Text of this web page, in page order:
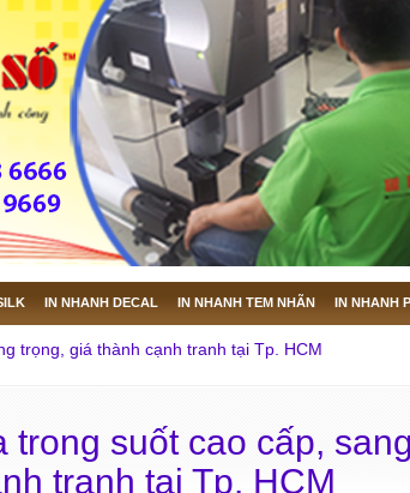
IN NHANH DECAL IN NHANH TEM NHÃN IN NHANH
trọng, giá thành cạnh tranh tại Tp. HCM
trong suốt cao cấp, sang
tranh tại Tp. HCM